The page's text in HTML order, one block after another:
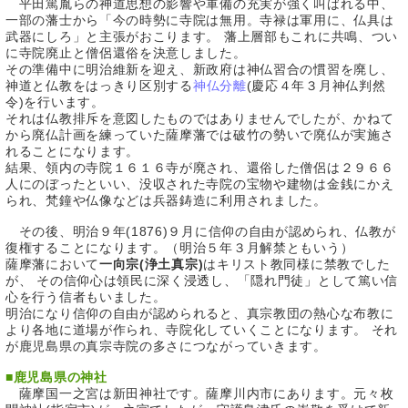
平田篤胤らの神道思想の影響や軍備の充実が強く叫ばれる中、
一部の藩士から「今の時勢に寺院は無用。寺禄は軍用に、仏具は
武器にしろ」と主張がおこります。 藩上層部もこれに共鳴、つい
に寺院廃止と僧侶還俗を決意しました。
その準備中に明治維新を迎え、新政府は神仏習合の慣習を廃し、
神道と仏教をはっきり区別する神仏分離(慶応４年３月神仏判然
令)を行います。
それは仏教排斥を意図したものではありませんでしたが、かねて
から廃仏計画を練っていた薩摩藩では破竹の勢いで廃仏が実施さ
れることになります。
結果、領内の寺院１６１６寺が廃され、還俗した僧侶は２９６６
人にのぼったといい、没収された寺院の宝物や建物は金銭にかえ
られ、梵鐘や仏像などは兵器鋳造に利用されました。
その後、明治９年(1876)９月に信仰の自由が認められ、仏教が
復権することになります。（明治５年３月解禁ともいう）
薩摩藩において一向宗(浄土真宗)はキリスト教同様に禁教でした
が、 その信仰心は領民に深く浸透し、「隠れ門徒」として篤い信
心を行う信者もいました。
明治になり信仰の自由が認められると、真宗教団の熱心な布教に
より各地に道場が作られ、寺院化していくことになります。 それ
が鹿児島県の真宗寺院の多さにつながっていきます。
■鹿児島県の神社
薩摩国一之宮は新田神社です。薩摩川内市にあります。元々枚